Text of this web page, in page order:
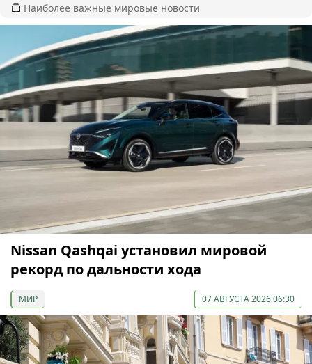
Наиболее важные мировые новости
Nissan Qashqai установил мировой
рекорд по дальности хода
МИР 07 АВГУСТА 2026 06:30